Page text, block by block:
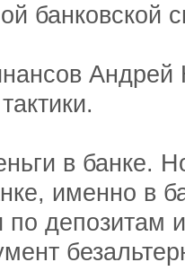
банковской
Андрей
в банке.
именно в
по депозитам